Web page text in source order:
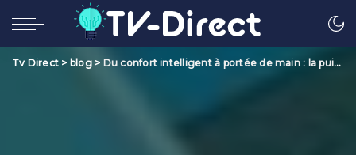
Tv Direct > blog> Du confort intelligent à portée de main : la puissance de la domotique.